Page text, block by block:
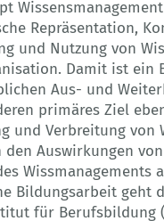
Repräsentation,
und Nutzung von
Damit ist ein
Aus- und
primäres Ziel
und Verbreitung von
den Auswirkungen
Wissmanagements
Bildungsarbeit geht
für Berufsbildung